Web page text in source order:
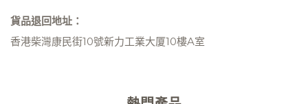
貨品退回地址：
香港柴灣康民街10號新力工業大厦10樓A室